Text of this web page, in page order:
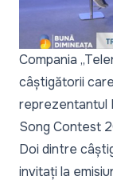
Compania
câștigătorii
reprezentantul
Song Contest
Doi dintre
invitați la